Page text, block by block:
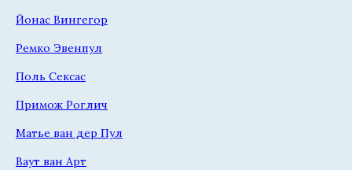
Йонас Вингегор
Ремко Эвенпул
Поль Сексас
Примож Роглич
Матье ван дер Пул
Ваут ван Арт